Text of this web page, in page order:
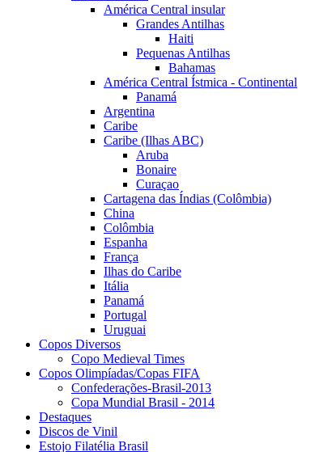
América Central insular
Grandes Antilhas
Haiti
Pequenas Antilhas
Bahamas
América Central Ístmica - Continental
Panamá
Argentina
Caribe
Caribe (Ilhas ABC)
Aruba
Bonaire
Curaçao
Cartagena das Índias (Colômbia)
China
Colômbia
Espanha
França
Ilhas do Caribe
Itália
Panamá
Portugal
Uruguai
Copos Diversos
Copo Medieval Times
Copos Olimpíadas/Copas FIFA
Confederações-Brasil-2013
Copa Mundial Brasil - 2014
Destaques
Discos de Vinil
Estojo Filatélia Brasil